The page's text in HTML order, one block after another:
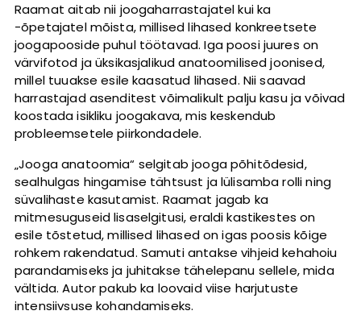
Raamat aitab nii joogaharrastajatel kui ka
-õpetajatel mõista, millised lihased konkreetsete
joogapooside puhul töötavad. Iga poosi juures on
värvifotod ja üksikasjalikud anatoomilised joonised,
millel tuuakse esile kaasatud lihased. Nii saavad
harrastajad asenditest võimalikult palju kasu ja võivad
koostada isikliku joogakava, mis keskendub
probleemsetele piirkondadele.
„Jooga anatoomia“ selgitab jooga põhitõdesid,
sealhulgas hingamise tähtsust ja lülisamba rolli ning
süvalihaste kasutamist. Raamat jagab ka
mitmesuguseid lisaselgitusi, eraldi kastikestes on
esile tõstetud, millised lihased on igas poosis kõige
rohkem rakendatud. Samuti antakse vihjeid kehahoiu
parandamiseks ja juhitakse tähelepanu sellele, mida
vältida. Autor pakub ka loovaid viise harjutuste
intensiivsuse kohandamiseks.